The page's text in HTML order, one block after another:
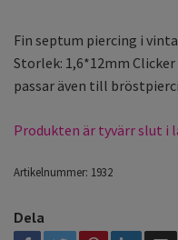
Fin septum piercing i
Storlek: 1,6*12mm
passar även till
Produkten är tyvärr slut i
Artikelnummer: 1932
Dela